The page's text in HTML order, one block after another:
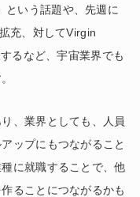
という話題や、先週に
充、対してVirgin
るなど、宇宙業界でも
、業界としても、人員
ップにもつながること
に就職することで、他
ることにつながるかも